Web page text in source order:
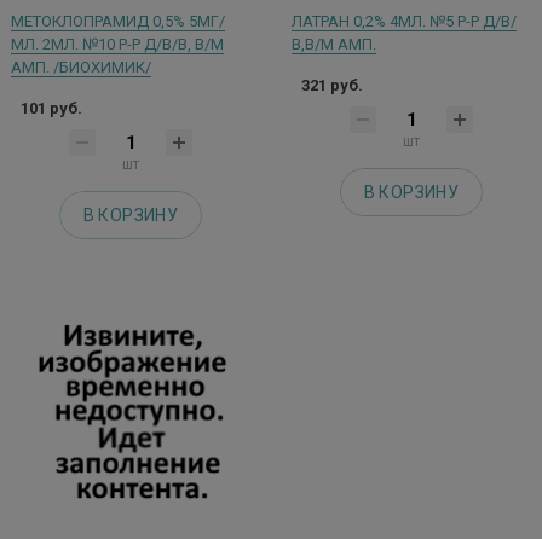
МЕТОКЛОПРАМИД 0,5% 5МГ/
МЛ. 2МЛ. №10 Р-Р Д/В/В, В/М
АМП. /БИОХИМИК/
101 руб.
шт
В КОРЗИНУ
ЛАТРАН 0,2% 4МЛ. №5 Р-Р Д/В/
В,В/М АМП.
321 руб.
шт
В КОРЗИНУ